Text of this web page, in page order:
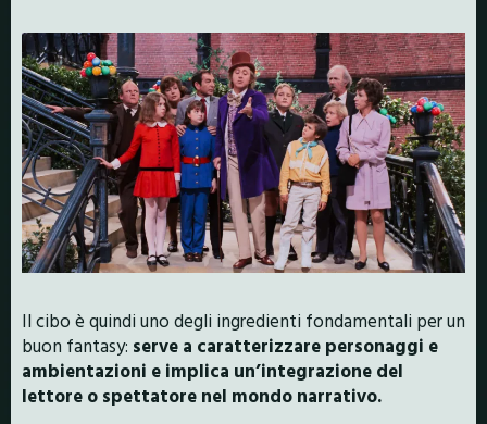
Il cibo è quindi uno degli ingredienti fondamentali per un
buon fantasy: serve a caratterizzare personaggi e
ambientazioni e implica un’integrazione del
lettore o spettatore nel mondo narrativo.